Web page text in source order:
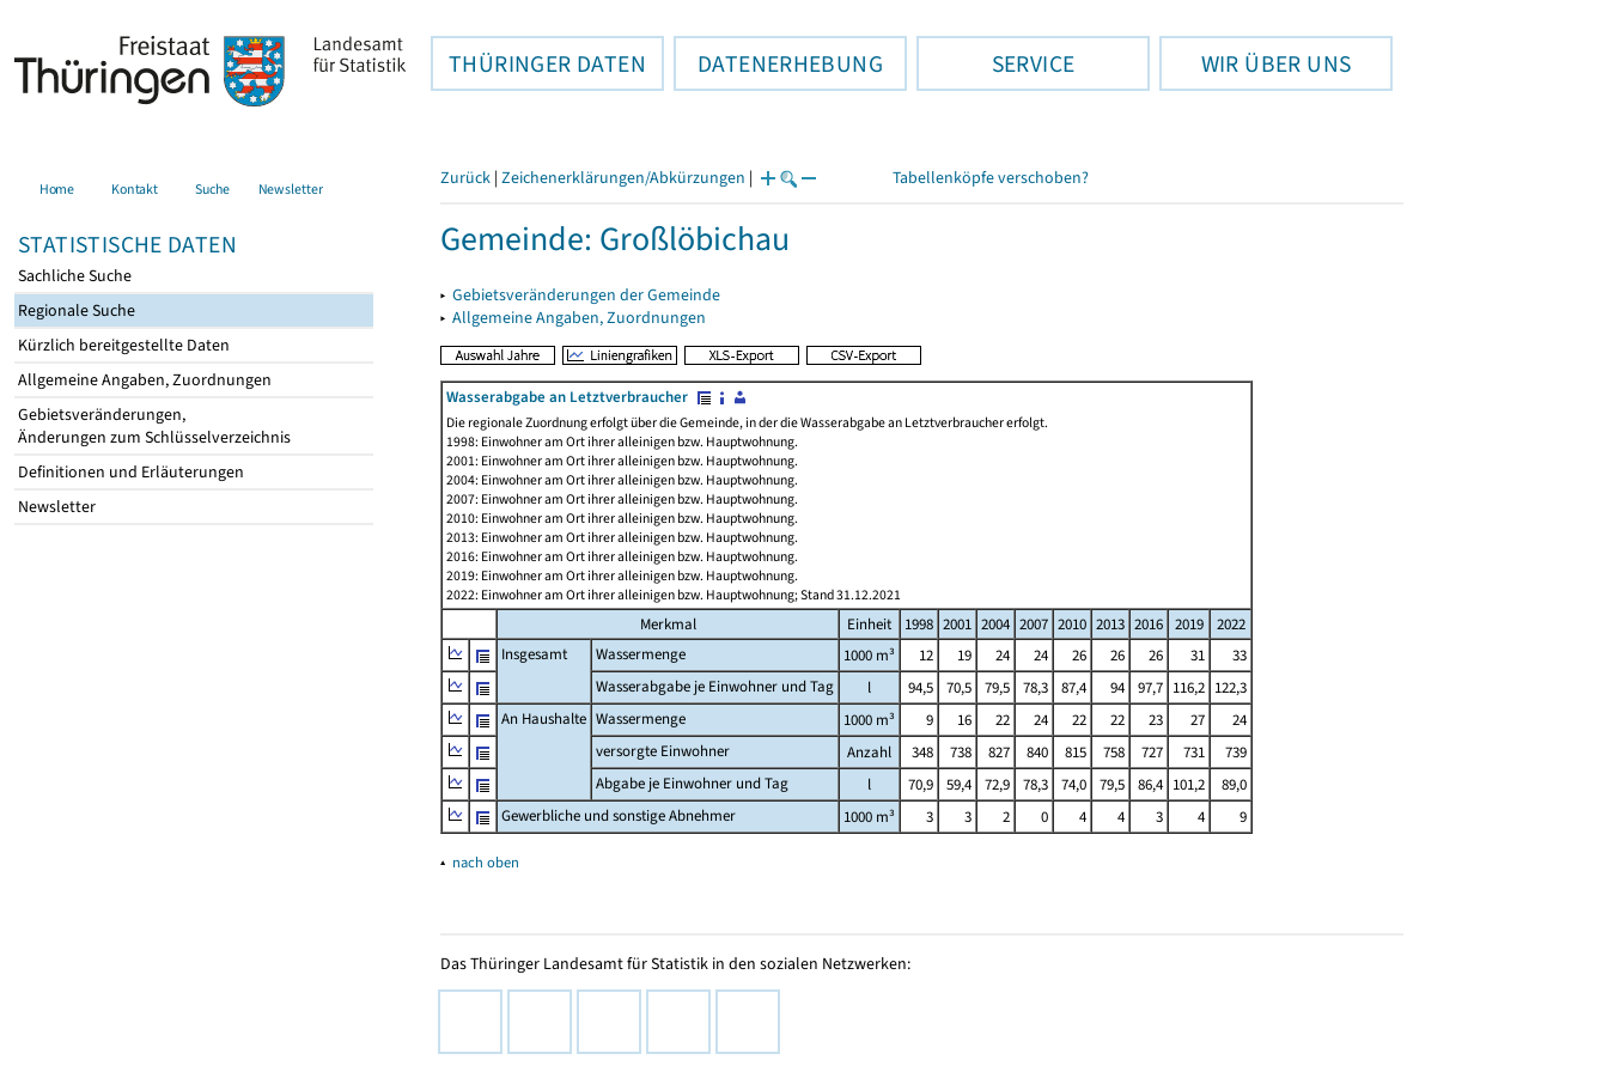
THÜRINGER DATEN DATENERHEBUNG SERVICE WIR ÜBER UNS
Home Kontakt Suche Newsletter
STATISTISCHE DATEN
Sachliche Suche
Regionale Suche
Kürzlich bereitgestellte Daten
Allgemeine Angaben, Zuordnungen
Gebietsveränderungen,
Änderungen zum Schlüsselverzeichnis
Definitionen und Erläuterungen
Newsletter
Zurück | Zeichenerklärungen/Abkürzungen | Tabellenköpfe verschoben?
Gemeinde: Großlöbichau
▸ Gebietsveränderungen der Gemeinde
▸ Allgemeine Angaben, Zuordnungen
Wasserabgabe an Letztverbraucher
Die regionale Zuordnung erfolgt über die Gemeinde, in der die Wasserabgabe an Letztverbraucher erfolgt.
1998: Einwohner am Ort ihrer alleinigen bzw. Hauptwohnung.
2001: Einwohner am Ort ihrer alleinigen bzw. Hauptwohnung.
2004: Einwohner am Ort ihrer alleinigen bzw. Hauptwohnung.
2007: Einwohner am Ort ihrer alleinigen bzw. Hauptwohnung.
2010: Einwohner am Ort ihrer alleinigen bzw. Hauptwohnung.
2013: Einwohner am Ort ihrer alleinigen bzw. Hauptwohnung.
2016: Einwohner am Ort ihrer alleinigen bzw. Hauptwohnung.
2019: Einwohner am Ort ihrer alleinigen bzw. Hauptwohnung.
2022: Einwohner am Ort ihrer alleinigen bzw. Hauptwohnung; Stand 31.12.2021
Merkmal Einheit 1998 2001 2004 2007 2010 2013 2016 2019
2022
Insgesamt
Wassermenge 1000 m³ 12 19 24 24 26 26 26 31
33
Wasserabgabe je Einwohner und Tag
l 94,5 70,5 79,5 78,3 87,4 94 97,7 116,2 122,3
An Haushalte Wassermenge 1000 m³ 9 16 22 24 22 22 23 27
24
versorgte Einwohner
Anzahl 348 738 827 840 815 758 727 731
739
Abgabe je Einwohner und Tag
l 70,9 59,4 72,9 78,3 74,0 79,5 86,4 101,2
89,0
Gewerbliche und sonstige Abnehmer
1000 m³ 3 3 2 0 4 4 3 4 9
▴ nach oben
Das Thüringer Landesamt für Statistik in den sozialen Netzwerken: